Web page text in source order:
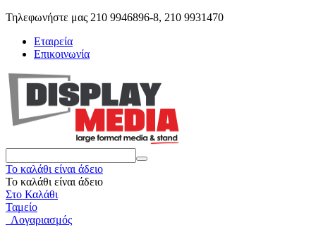
Τηλεφωνήστε μας 210 9946896-8, 210 9931470
Εταιρεία
Επικοινωνία
Το καλάθι είναι άδειο
Το καλάθι είναι άδειο
Στο Καλάθι
Ταμείο
Λογαριασμός